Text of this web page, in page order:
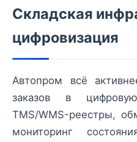
Складская
цифровизация
Автопром всё
заказов в
TMS/WMS-реестры,
мониторинг